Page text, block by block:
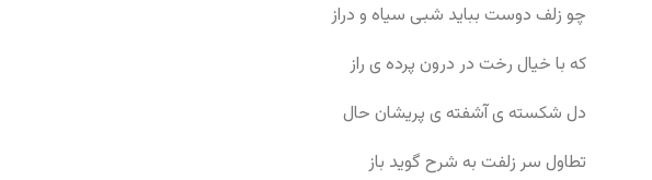
چو زلف دوست بباید شبی سیاه و دراز
که با خیال رخت در درون پرده ی راز
دل شکسته ی آشفته ی پریشان حال
تطاول سر زلفت به شرح گوید باز